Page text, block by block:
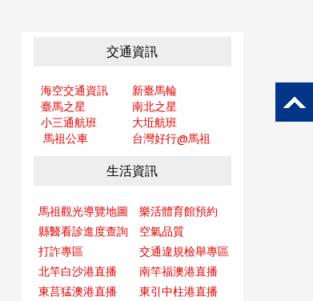
交通資訊
海空交通資訊
新臺馬輪
臺馬之星
南北之星
小三通航班
大坵航班
馬祖公車
台灣好行@馬祖
生活資訊
馬祖觀光導覽地圖
樂活體育館預約
縣醫看診進度查詢
空氣品質
打詐專區
交通違規檢舉專區
北竿白沙港直播
南竿福澳港直播
東莒猛澳港直播
東引中柱港直播